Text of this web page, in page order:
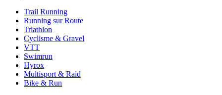
Trail Running
Running sur Route
Triathlon
Cyclisme & Gravel
VTT
Swimrun
Hyrox
Multisport & Raid
Bike & Run